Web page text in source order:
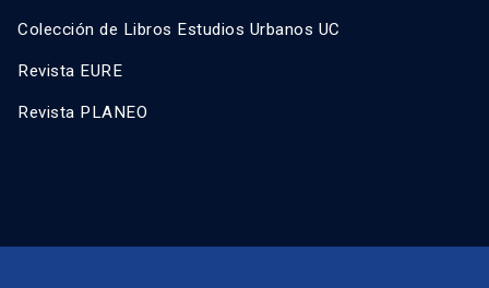
Colección de Libros Estudios Urbanos UC
Revista EURE
Revista PLANEO